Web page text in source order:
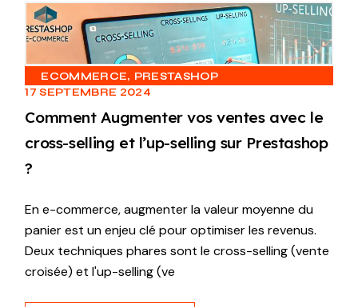
ECOMMERCE
PRESTASHOP
17 SEPTEMBRE 2024
Comment Augmenter vos ventes avec le
cross-selling et l’up-selling sur Prestashop
?
En e-commerce, augmenter la valeur moyenne du
panier est un enjeu clé pour optimiser les revenus.
Deux techniques phares sont le cross-selling (vente
croisée) et l'up-selling (ve